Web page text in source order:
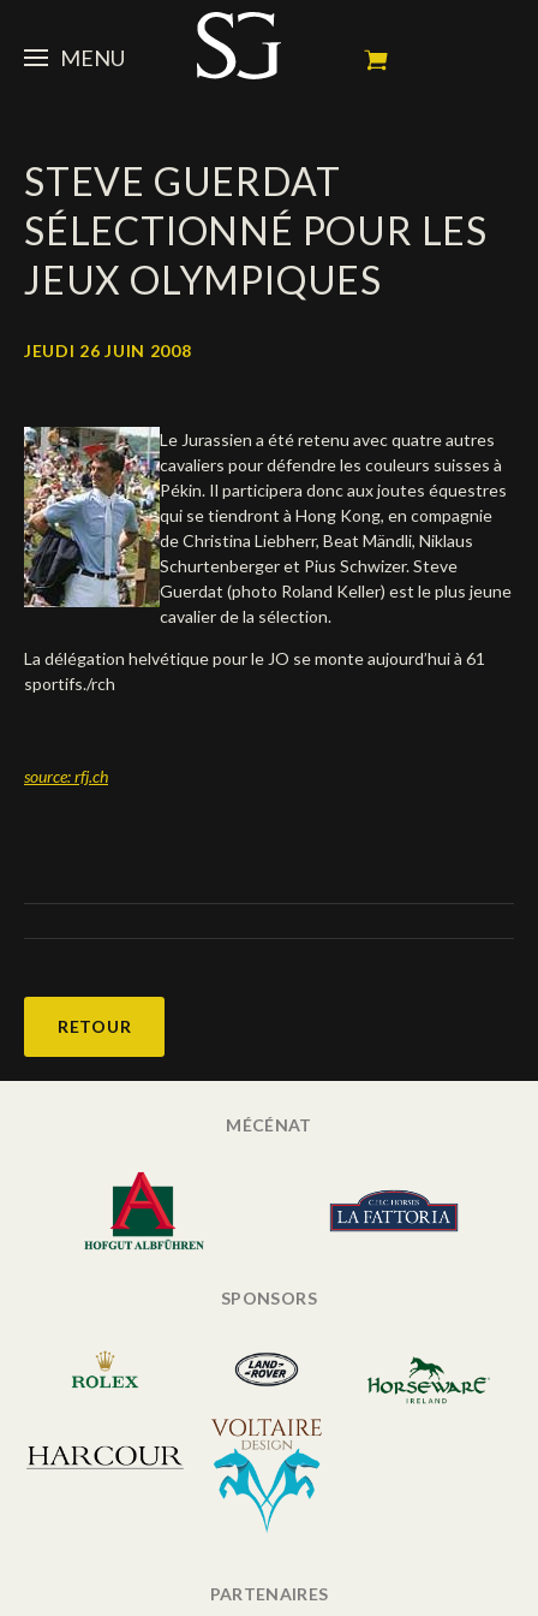
MENU
Portrait
Palmarès
Ambassadeur
ACTUALITÉ
News
Dossiers
Calendrier
Résultats
Vidéos
Contacts médias
CHEVAUX
Mes chevaux de concours
En souvenir de
SPONSORS
Propriétaires
Partenaires officiels
FAN ZONE
Social Newsroom
Français
English
Deutsch
STEVE GUERDAT
SÉLECTIONNÉ POUR LES
JEUX OLYMPIQUES
JEUDI 26 JUIN 2008
Le Jurassien a été retenu avec quatre autres
cavaliers pour défendre les couleurs suisses à
Pékin. Il participera donc aux joutes équestres
qui se tiendront à Hong Kong, en compagnie
de Christina Liebherr, Beat Mändli, Niklaus
Schurtenberger et Pius Schwizer. Steve
Guerdat (photo Roland Keller) est le plus jeune
cavalier de la sélection.
La délégation helvétique pour le JO se monte aujourd’hui à 61
sportifs./rch
source: rfj.ch
RETOUR
MÉCÉNAT
SPONSORS
PARTENAIRES